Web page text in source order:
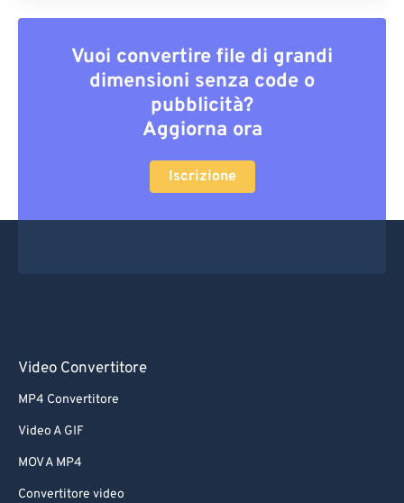
Vuoi convertire file di grandi
dimensioni senza code o
pubblicità?
Aggiorna ora
Iscrizione
Video Convertitore
MP4 Convertitore
Video A GIF
MOV A MP4
Convertitore video